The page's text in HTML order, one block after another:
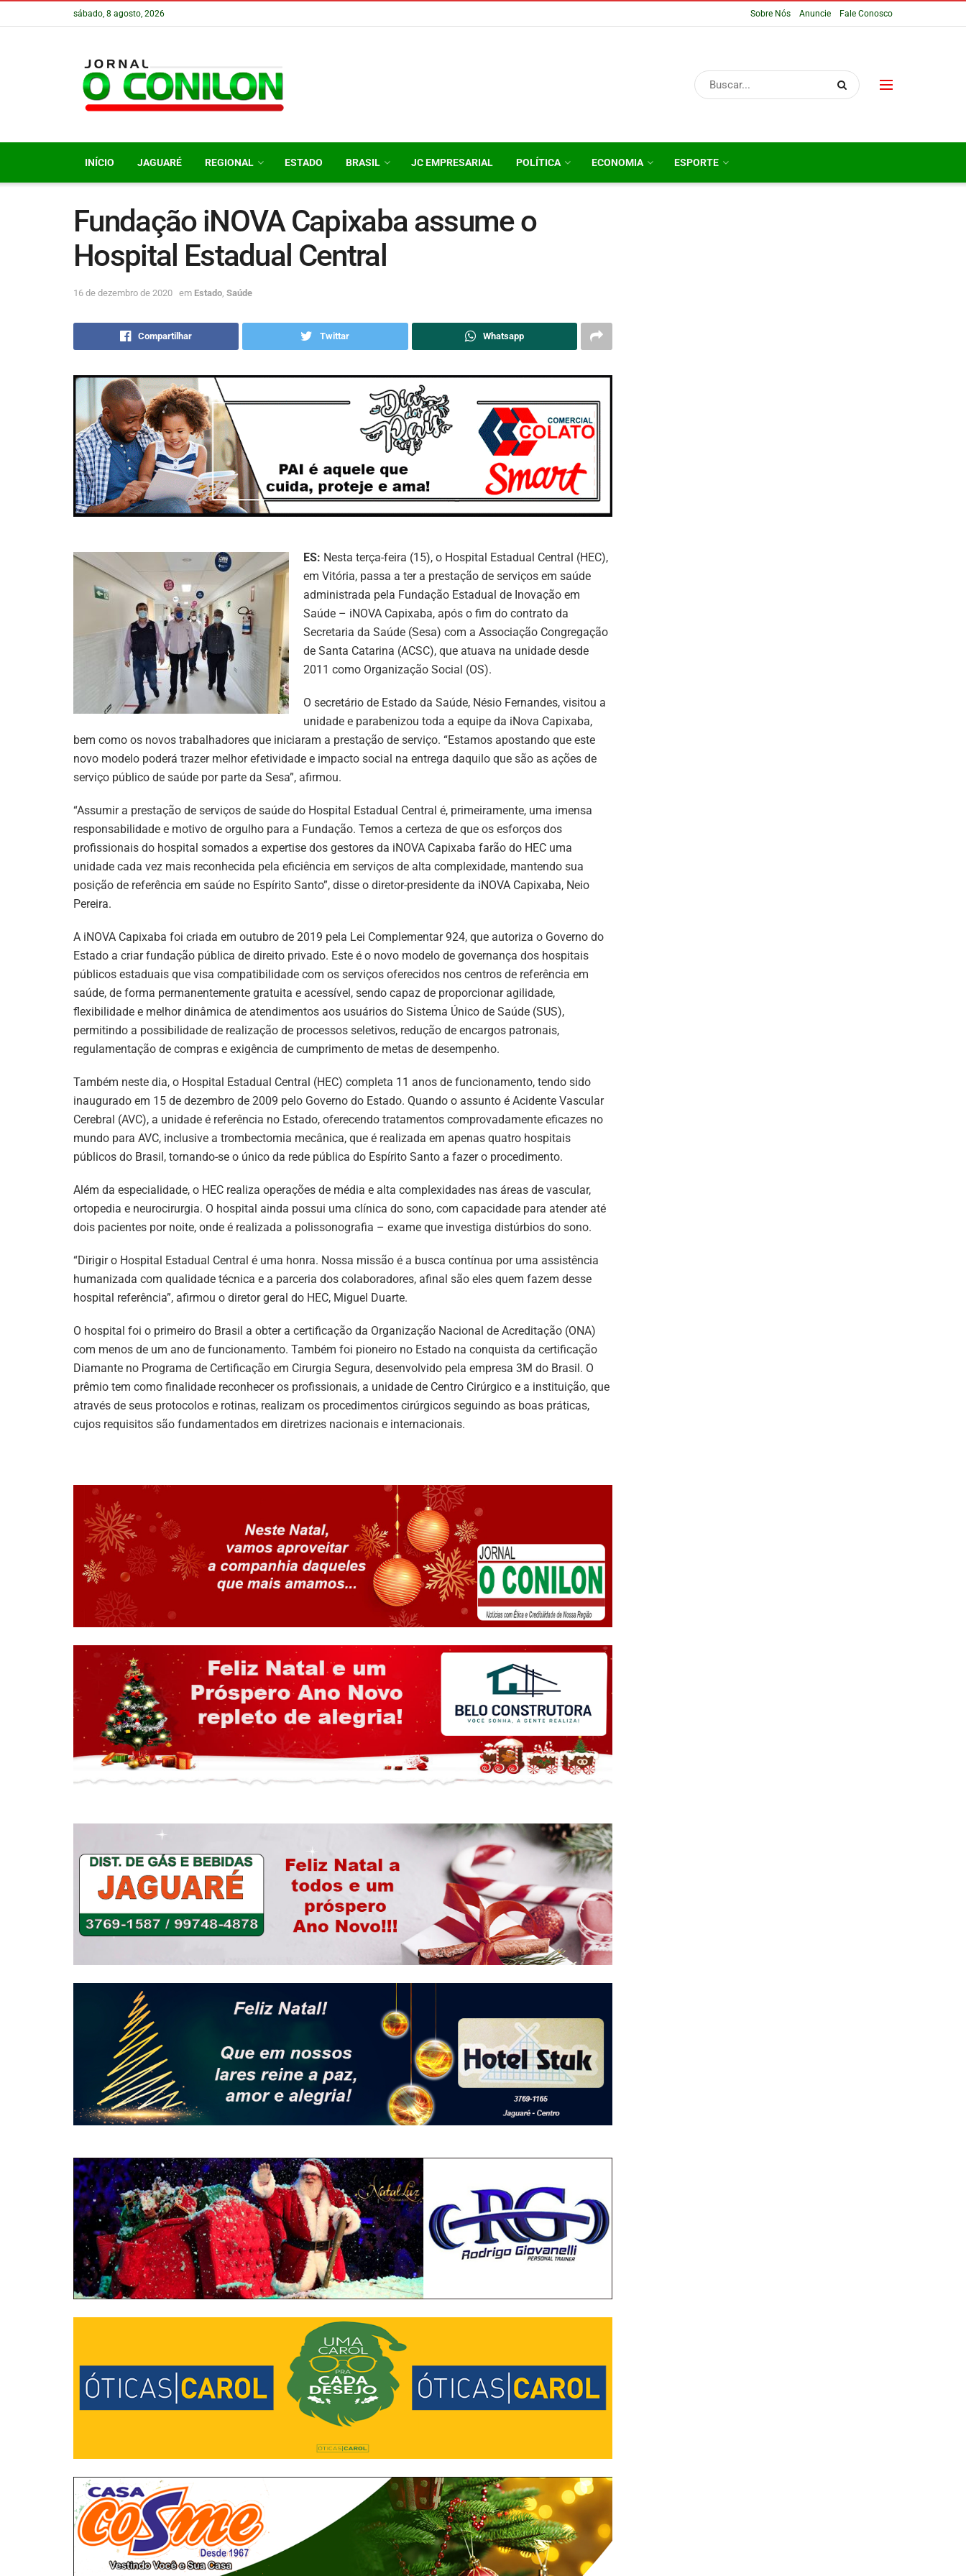
sábado, 8 agosto, 2026 Sobre Nós Anuncie Fale Conosco
INÍCIO JAGUARÉ REGIONAL ESTADO BRASIL JC EMPRESARIAL POLÍTICA ECONOMIA ESPORTE
Fundação iNOVA Capixaba assume o
Hospital Estadual Central
16 de dezembro de 2020 em Estado Saúde
Compartilhar Twittar Whatsapp
ES: Nesta terça-feira (15), o Hospital Estadual Central (HEC),
em Vitória, passa a ter a prestação de serviços em saúde
administrada pela Fundação Estadual de Inovação em
Saúde – iNOVA Capixaba, após o fim do contrato da
Secretaria da Saúde (Sesa) com a Associação Congregação
de Santa Catarina (ACSC), que atuava na unidade desde
2011 como Organização Social (OS).
O secretário de Estado da Saúde, Nésio Fernandes, visitou a
unidade e parabenizou toda a equipe da iNova Capixaba,
bem como os novos trabalhadores que iniciaram a prestação de serviço. “Estamos apostando que este
novo modelo poderá trazer melhor efetividade e impacto social na entrega daquilo que são as ações de
serviço público de saúde por parte da Sesa”, afirmou.
“Assumir a prestação de serviços de saúde do Hospital Estadual Central é, primeiramente, uma imensa
responsabilidade e motivo de orgulho para a Fundação. Temos a certeza de que os esforços dos
profissionais do hospital somados a expertise dos gestores da iNOVA Capixaba farão do HEC uma
unidade cada vez mais reconhecida pela eficiência em serviços de alta complexidade, mantendo sua
posição de referência em saúde no Espírito Santo”, disse o diretor-presidente da iNOVA Capixaba, Neio
Pereira.
A iNOVA Capixaba foi criada em outubro de 2019 pela Lei Complementar 924, que autoriza o Governo do
Estado a criar fundação pública de direito privado. Este é o novo modelo de governança dos hospitais
públicos estaduais que visa compatibilidade com os serviços oferecidos nos centros de referência em
saúde, de forma permanentemente gratuita e acessível, sendo capaz de proporcionar agilidade,
flexibilidade e melhor dinâmica de atendimentos aos usuários do Sistema Único de Saúde (SUS),
permitindo a possibilidade de realização de processos seletivos, redução de encargos patronais,
regulamentação de compras e exigência de cumprimento de metas de desempenho.
Também neste dia, o Hospital Estadual Central (HEC) completa 11 anos de funcionamento, tendo sido
inaugurado em 15 de dezembro de 2009 pelo Governo do Estado. Quando o assunto é Acidente Vascular
Cerebral (AVC), a unidade é referência no Estado, oferecendo tratamentos comprovadamente eficazes no
mundo para AVC, inclusive a trombectomia mecânica, que é realizada em apenas quatro hospitais
públicos do Brasil, tornando-se o único da rede pública do Espírito Santo a fazer o procedimento.
Além da especialidade, o HEC realiza operações de média e alta complexidades nas áreas de vascular,
ortopedia e neurocirurgia. O hospital ainda possui uma clínica do sono, com capacidade para atender até
dois pacientes por noite, onde é realizada a polissonografia – exame que investiga distúrbios do sono.
“Dirigir o Hospital Estadual Central é uma honra. Nossa missão é a busca contínua por uma assistência
humanizada com qualidade técnica e a parceria dos colaboradores, afinal são eles quem fazem desse
hospital referência”, afirmou o diretor geral do HEC, Miguel Duarte.
O hospital foi o primeiro do Brasil a obter a certificação da Organização Nacional de Acreditação (ONA)
com menos de um ano de funcionamento. Também foi pioneiro no Estado na conquista da certificação
Diamante no Programa de Certificação em Cirurgia Segura, desenvolvido pela empresa 3M do Brasil. O
prêmio tem como finalidade reconhecer os profissionais, a unidade de Centro Cirúrgico e a instituição, que
através de seus protocolos e rotinas, realizam os procedimentos cirúrgicos seguindo as boas práticas,
cujos requisitos são fundamentados em diretrizes nacionais e internacionais.